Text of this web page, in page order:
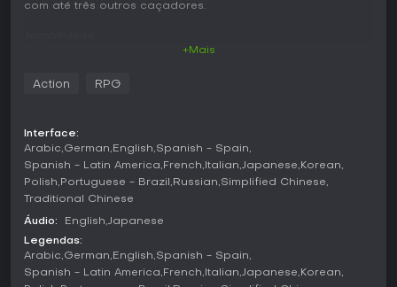
com até três outros caçadores.
pesados corpo a corpo ou combates à distância. A
locomoção e o posicionamento dependem bastante do
Wirebug, ferramenta que permite agarrar paredes
rapidamente, realizar manobras aéreas e executar Silkbind
attacks exclusivos de cada arma.
aproveitar brechas, com o acréscimo do Wyvern Riding.
de um monstro enfraquecido para usá-lo contra outros ou
+Mais
Action RPG
Interface:
Arabic German English Spanish - Spain
Spanish - Latin America French Italian Japanese Korean
Polish Portuguese - Brazil Russian Simplified Chinese
Traditional Chinese
Áudio: English Japanese
Legendas:
Arabic German English Spanish - Spain
Spanish - Latin America French Italian Japanese Korean